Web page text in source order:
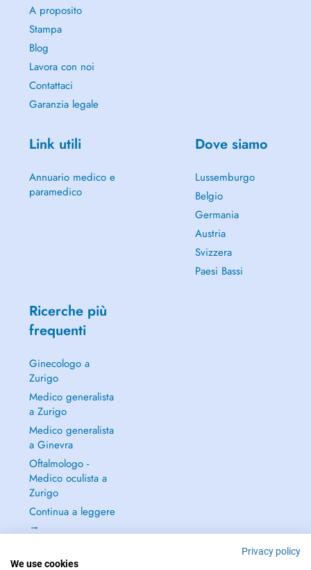
A proposito
Stampa
Blog
Lavora con noi
Contattaci
Garanzia legale
Link utili
Annuario medico e
paramedico
Dove siamo
Lussemburgo
Belgio
Germania
Austria
Svizzera
Paesi Bassi
Ricerche più
frequenti
Ginecologo a
Zurigo
Medico generalista
a Zurigo
Medico generalista
a Ginevra
Oftalmologo -
Medico oculista a
Zurigo
Continua a leggere
→
Privacy policy
We use cookies